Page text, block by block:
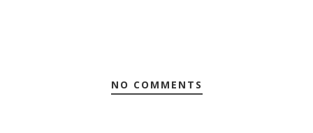
NO COMMENTS